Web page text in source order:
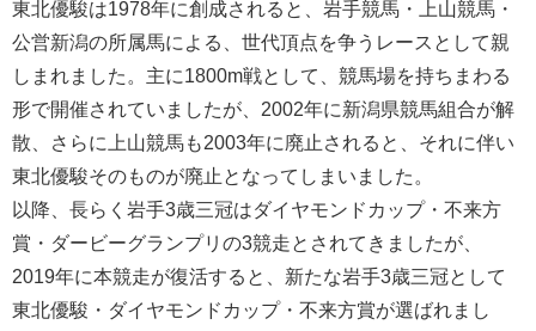
東北優駿は1978年に創成されると、岩手競馬・上山競馬・
公営新潟の所属馬による、世代頂点を争うレースとして親
しまれました。主に1800m戦として、競馬場を持ちまわる
形で開催されていましたが、2002年に新潟県競馬組合が解
散、さらに上山競馬も2003年に廃止されると、それに伴い
東北優駿そのものが廃止となってしまいました。
以降、長らく岩手3歳三冠はダイヤモンドカップ・不来方
賞・ダービーグランプリの3競走とされてきましたが、
2019年に本競走が復活すると、新たな岩手3歳三冠として
東北優駿・ダイヤモンドカップ・不来方賞が選ばれまし